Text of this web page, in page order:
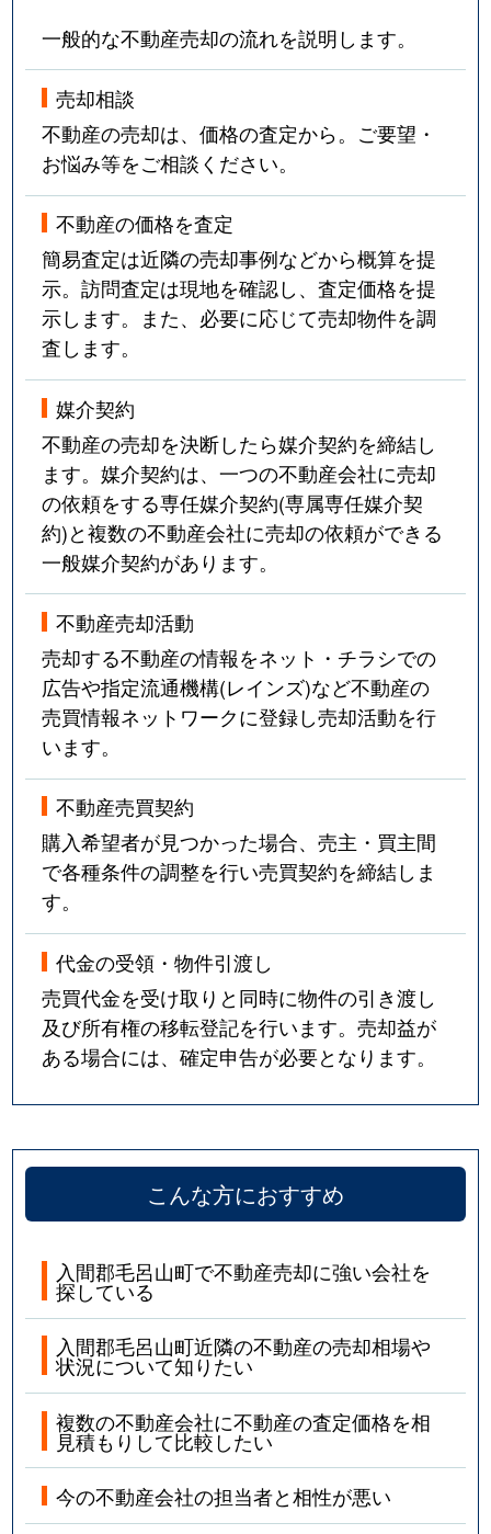
一般的な不動産売却の流れを説明します。
売却相談
不動産の売却は、価格の査定から。ご要望・
お悩み等をご相談ください。
不動産の価格を査定
簡易査定は近隣の売却事例などから概算を提
示。訪問査定は現地を確認し、査定価格を提
示します。また、必要に応じて売却物件を調
査します。
媒介契約
不動産の売却を決断したら媒介契約を締結し
ます。媒介契約は、一つの不動産会社に売却
の依頼をする専任媒介契約(専属専任媒介契
約)と複数の不動産会社に売却の依頼ができる
一般媒介契約があります。
不動産売却活動
売却する不動産の情報をネット・チラシでの
広告や指定流通機構(レインズ)など不動産の
売買情報ネットワークに登録し売却活動を行
います。
不動産売買契約
購入希望者が見つかった場合、売主・買主間
で各種条件の調整を行い売買契約を締結しま
す。
代金の受領・物件引渡し
売買代金を受け取りと同時に物件の引き渡し
及び所有権の移転登記を行います。売却益が
ある場合には、確定申告が必要となります。
こんな方におすすめ
入間郡毛呂山町で不動産売却に強い会社を
探している
入間郡毛呂山町近隣の不動産の売却相場や
状況について知りたい
複数の不動産会社に不動産の査定価格を相
見積もりして比較したい
今の不動産会社の担当者と相性が悪い